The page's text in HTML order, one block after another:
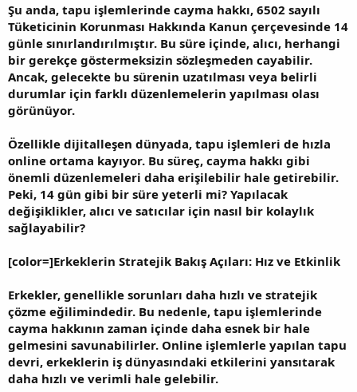
Şu anda, tapu işlemlerinde cayma hakkı, 6502 sayılı
Tüketicinin Korunması Hakkında Kanun çerçevesinde 14
günle sınırlandırılmıştır. Bu süre içinde, alıcı, herhangi
bir gerekçe göstermeksizin sözleşmeden cayabilir.
Ancak, gelecekte bu sürenin uzatılması veya belirli
durumlar için farklı düzenlemelerin yapılması olası
görünüyor.
Özellikle dijitalleşen dünyada, tapu işlemleri de hızla
online ortama kayıyor. Bu süreç, cayma hakkı gibi
önemli düzenlemeleri daha erişilebilir hale getirebilir.
Peki, 14 gün gibi bir süre yeterli mi? Yapılacak
değişiklikler, alıcı ve satıcılar için nasıl bir kolaylık
sağlayabilir?
[color=]Erkeklerin Stratejik Bakış Açıları: Hız ve Etkinlik
Erkekler, genellikle sorunları daha hızlı ve stratejik
çözme eğilimindedir. Bu nedenle, tapu işlemlerinde
cayma hakkının zaman içinde daha esnek bir hale
gelmesini savunabilirler. Online işlemlerle yapılan tapu
devri, erkeklerin iş dünyasındaki etkilerini yansıtarak
daha hızlı ve verimli hale gelebilir.